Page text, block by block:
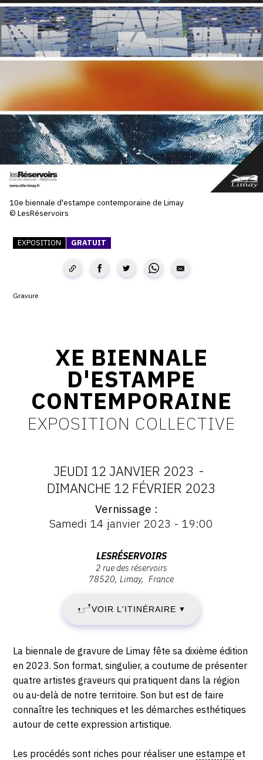
SERVICES
CRÉER SON CATALOGUE RAISONNÉ
ABONNEMENTS DÉDIÉS AUX GALERISTES
CRÉER SON SITE ARTISTE
CRÉER SON CATALOGUE D'EXPO
PUBLIER SES EXPOSITIONS
DEVENIR CONTRIBUTEUR
À PROPOS
L'ÉQUIPE OAM
CONTACT
SUIVEZ-NOUS
INSTAGRAM
FACEBOOK
PINTEREST
10e biennale d'estampe contemporaine de Limay
© LesRéservoirs
EXPOSITION GRATUIT
Gravure
XE BIENNALE
D'ESTAMPE
CONTEMPORAINE
EXPOSITION COLLECTIVE
DATES
:
12
JANVIER
2023
-
DIMANCHE
12
FÉVRIER
2023
JEUDI 12 JANVIER 2023 -
DIMANCHE 12 FÉVRIER 2023
Vernissage
Samedi 14 janvier 2023 - 19:00
réservoirs,
78520
Limay
LESRÉSERVOIRS
2 rue des réservoirs
78520 Limay France
VOIR L'ITINÉRAIRE ▼
Description,
horaires...
La biennale de gravure de Limay fête sa dixième édition
en 2023. Son format, singulier, a coutume de présenter
quatre artistes graveurs qui pratiquent dans la région
ou au-delà de notre territoire. Son but est de faire
connaître les techniques et les démarches esthétiques
autour de cette expression artistique.
Les procédés sont riches pour réaliser uneestampe et